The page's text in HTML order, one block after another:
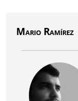
Mario Ramírez